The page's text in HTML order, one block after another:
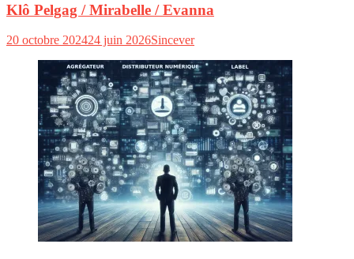
Klô Pelgag / Mirabelle / Evanna
20 octobre 202424 juin 2026Sincever